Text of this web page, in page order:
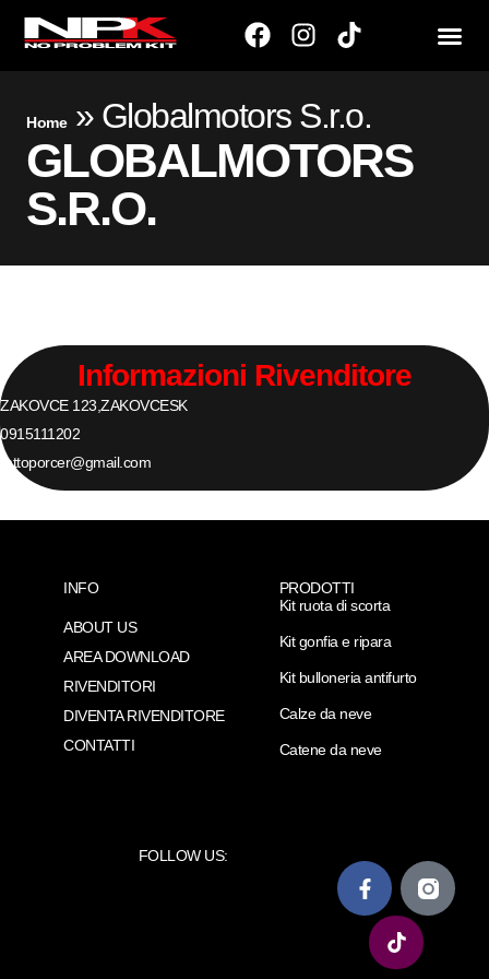
Home» Globalmotors S.r.o.
GLOBALMOTORS
S.R.O.
Informazioni Rivenditore
ZAKOVCE 123, ZAKOVCESK
0915111202
mttoporcer@gmail.com
INFO
ABOUT US
AREA DOWNLOAD
RIVENDITORI
DIVENTA RIVENDITORE
CONTATTI
PRODOTTI
Kit ruota di scorta
Kit gonfia e ripara
Kit bulloneria antifurto
Calze da neve
Catene da neve
FOLLOW US: